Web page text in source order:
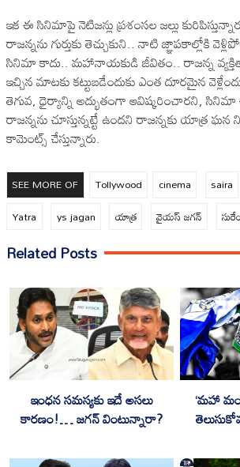
ఇక ఈ సినిమాపై నెటిజన్లు ప్రశంసల జల్లు
రాజన్నను గుర్తుకు తెచ్చుకుని.. నాటి జ్ఞాపకాల్లోకి
సినిమా కాదు.. మహానాయకుడి జీవితం.. రాజన్న
ఇచ్చిన మాటకు కట్టుబడేందుకు ఎంత దూరమైన
తెగువ, ధైర్యాన్ని అద్భుతంగా ఆవిష్కరించారని, సినిమా
రాజన్నను చూస్తున్నట్టే ఉందని రాజన్నకు యాత్ర
కామెంట్స్‌ చేస్తున్నారు.
SEE MORE OF Tollywood cinema saira
Yatra
ys jagan యాత్ర వైయస్ జగన్
Related Posts
ఇంధన సమస్యకు ఇదే అసలు
కారణం!… జగన్ వింటున్నారా?
‘మహా